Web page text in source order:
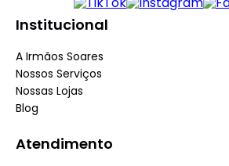
Institucional
A Irmãos Soares
Nossos Serviços
Nossas Lojas
Blog
Atendimento